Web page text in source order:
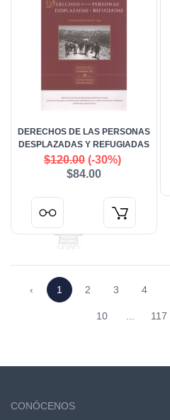
DERECHOS DE LAS PERSONAS
DESPLAZADAS Y REFUGIADAS
$120.00(-30%)
$84.00
‹ 1 2 3 4
10 117
CONÓCENOS